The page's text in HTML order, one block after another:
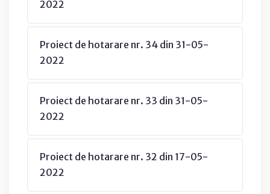
2022
Proiect de hotarare nr. 34 din 31-05-
2022
Proiect de hotarare nr. 33 din 31-05-
2022
Proiect de hotarare nr. 32 din 17-05-
2022